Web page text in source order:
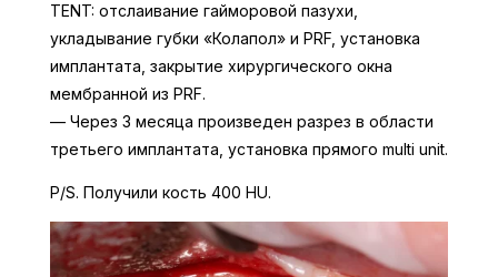
TENT: отслаивание гайморовой пазухи,
укладывание губки «Колапол» и PRF, установка
имплантата, закрытие хирургического окна
мембранной из PRF.
— Через 3 месяца произведен разрез в области
третьего имплантата, установка прямого multi unit.
P/S. Получили кость 400 HU.